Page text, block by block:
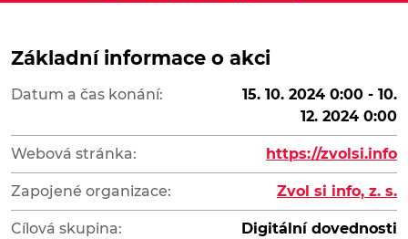
Základní informace o akci
Datum a čas konání:
15. 10. 2024 0:00 - 10.
12. 2024 0:00
Webová stránka: https://zvolsi.info
Zapojené organizace: Zvol si info, z. s.
Cílová skupina:
Digitální dovednosti